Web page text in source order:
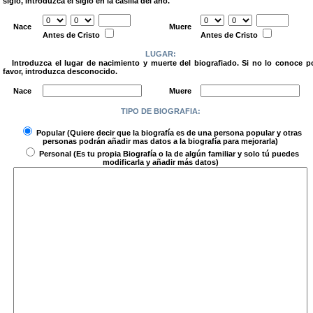
Nace
Antes de Cristo
Muere
Antes de Cristo
LUGAR:
Introduzca el lugar de nacimiento y muerte del biografiado. Si no lo conoce
favor, introduzca desconocido.
Nace
Muere
TIPO DE BIOGRAFIA:
Popular(Quiere decir que la biografía es de una persona popular y otras
personas podrán añadir mas datos a la biografía para mejorarla)
Personal(Es tu propia Biografía o la de algún familiar y solo tú puedes
modificarla y añadir más datos)